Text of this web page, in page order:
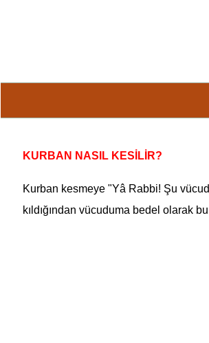
KURBAN NASIL KESİLİR?
Kurban kesmeye "Yâ Rabbi! Şu
kıldığından vücuduma bedel olarak